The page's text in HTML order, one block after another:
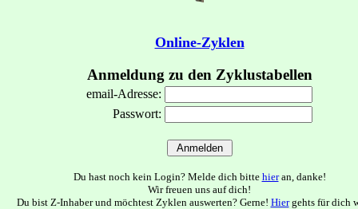
Online-Zyklen
Anmeldung zu den Zyklustabellen
email-Adresse:
Passwort:
Du hast noch kein Login? Melde dich bitte hieran, danke!
Wir freuen uns auf dich!
Du bist Z-Inhaber und möchtest Zyklen auswerten? Gerne! Hiergehts für dich